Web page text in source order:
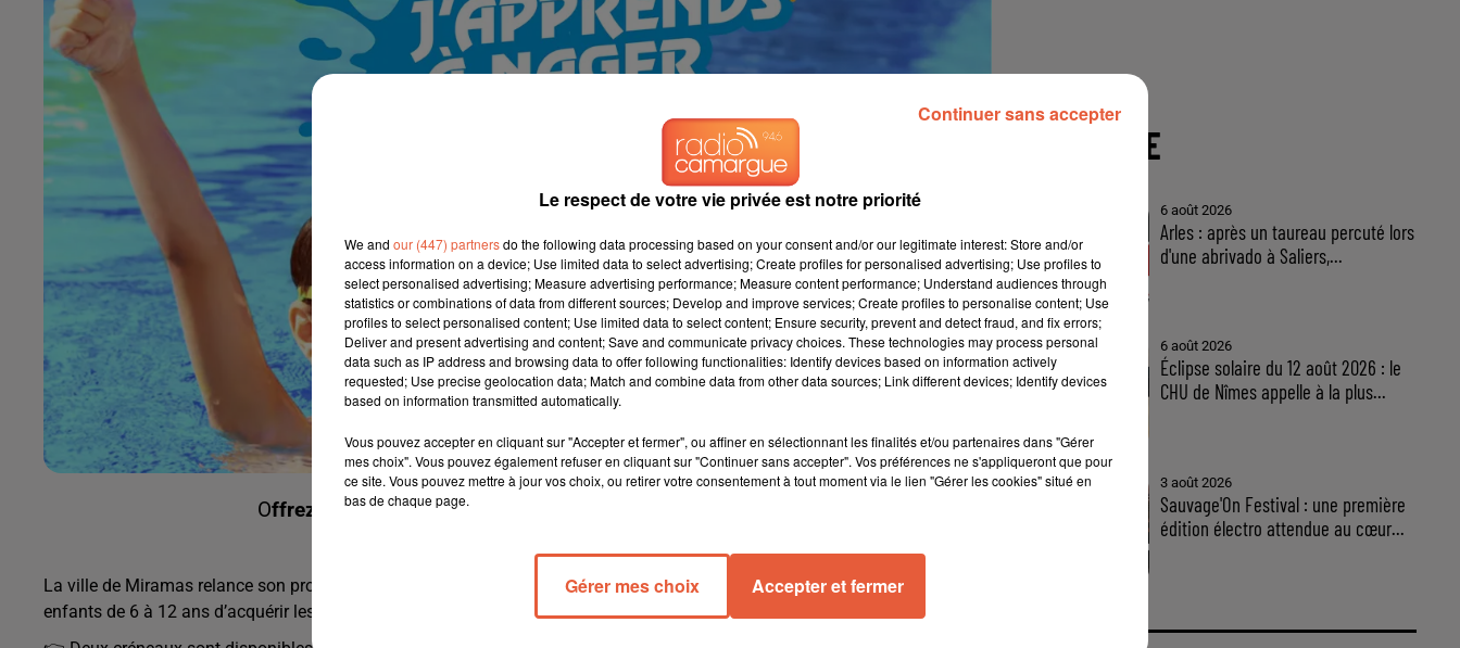
Offrez à votre enfant l’opportunité d’apprendre à nager !
La ville de Miramas relance son programme "J’apprends à nager" du 17 au 21 février. Ce dispositif national permet aux
enfants de 6 à 12 ans d’acquérir les bases de la natation en toute sécurité.
À LA UNE
6 août 2026
Arles : après un taureau percuté lors
d'une abrivado à Saliers,...
6 août 2026
Éclipse solaire du 12 août 2026 : le
CHU de Nîmes appelle à la plus...
3 août 2026
Sauvage'On Festival : une première
édition électro attendue au cœur...
Le respect de votre vie privée est notre priorité
We and our (447) partnersdo the following data processing based on your consent and/or our legitimate interest: Store and/or
access information on a device; Use limited data to select advertising; Create profiles for personalised advertising; Use profiles to
select personalised advertising; Measure advertising performance; Measure content performance; Understand audiences through
statistics or combinations of data from different sources; Develop and improve services; Create profiles to personalise content; Use
profiles to select personalised content; Use limited data to select content; Ensure security, prevent and detect fraud, and fix errors;
Deliver and present advertising and content; Save and communicate privacy choices. These technologies may process personal
data such as IP address and browsing data to offer following functionalities: Identify devices based on information actively
requested; Use precise geolocation data; Match and combine data from other data sources; Link different devices; Identify devices
based on information transmitted automatically.
Vous pouvez accepter en cliquant sur "Accepter et fermer", ou affiner en sélectionnant les finalités et/ou partenaires dans "Gérer
mes choix". Vous pouvez également refuser en cliquant sur "Continuer sans accepter". Vos préférences ne s'appliqueront que pour
ce site. Vous pouvez mettre à jour vos choix, ou retirer votre consentement à tout moment via le lien "Gérer les cookies" situé en
bas de chaque page.
Gérer mes choix Accepter et fermer
Continuer sans accepter